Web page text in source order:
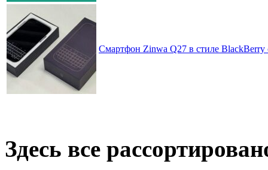
Смартфон Zinwa Q27 в стиле BlackBerry
Здесь все